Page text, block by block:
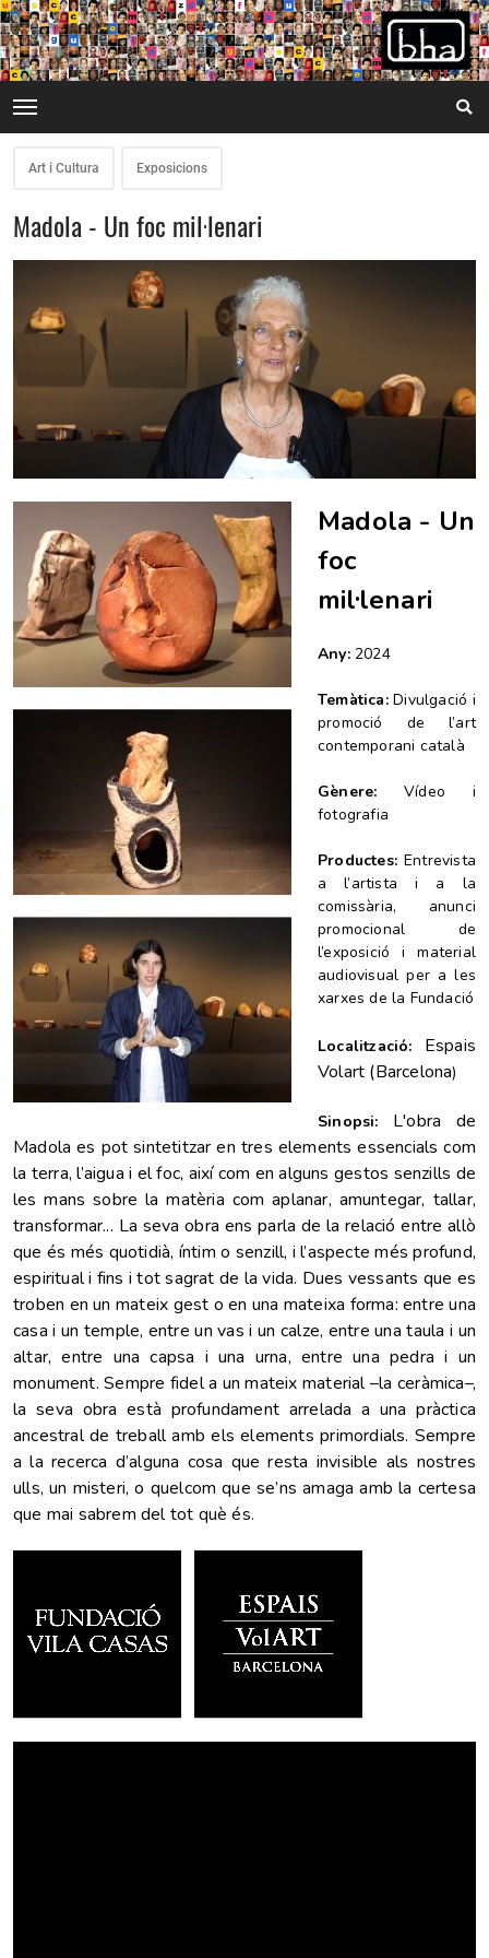
Art i Cultura Exposicions
Madola - Un foc mil·lenari
Madola - Un
foc
mil·lenari
Any: 2024
Temàtica:Divulgació i
promoció de l’art
contemporani català
Gènere:Vídeo i
fotografia
Productes: Entrevista
a l’artista i a la
comissària, anunci
promocional de
l’exposició i material
audiovisual per a les
xarxes de la Fundació
Localització:
Espais
Volart (Barcelona)
Sinopsi: L'obra de
Madola es pot sintetitzar en tres elements essencials com
la terra, l’aigua i el foc, així com en alguns gestos senzills de
les mans sobre la matèria com aplanar, amuntegar, tallar,
transformar... La seva obra ens parla de la relació entre allò
que és més quotidià, íntim o senzill, i l’aspecte més profund,
espiritual i fins i tot sagrat de la vida. Dues vessants que es
troben en un mateix gest o en una mateixa forma: entre una
casa i un temple, entre un vas i un calze, entre una taula i un
altar, entre una capsa i una urna, entre una pedra i un
monument. Sempre fidel a un mateix material –la ceràmica–,
la seva obra està profundament arrelada a una pràctica
ancestral de treball amb els elements primordials. Sempre
a la recerca d’alguna cosa que resta invisible als nostres
ulls, un misteri, o quelcom que se’ns amaga amb la certesa
que mai sabrem del tot què és.